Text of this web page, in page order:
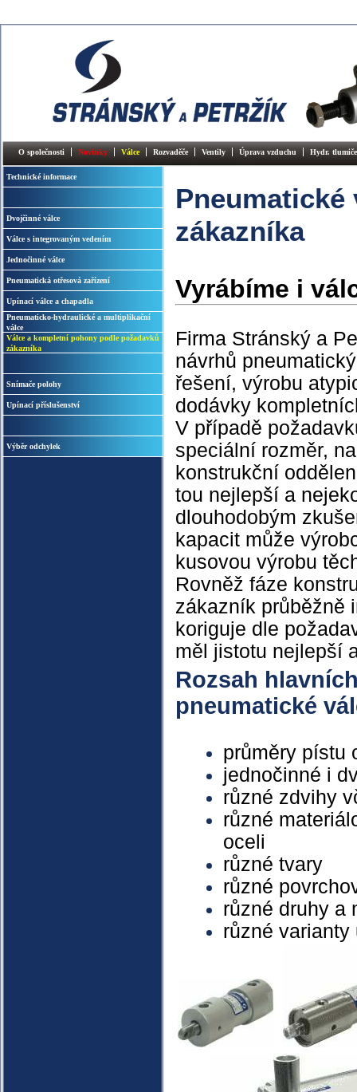
O společnosti Novinky Válce Rozvaděče Ventily Úprava vzduchu Hydr.
Technické informace
Dvojčinné válce
Válce s integrovaným vedením
Jednočinné válce
Pneumatická otřesová zařízení
Upínací válce a chapadla
Pneumaticko-hydraulické a multiplikační
válce
Válce a kompletní pohony podle požadavků
zákazníka
Snímače polohy
Upínací příslušenství
Výběr odchylek
Pneumatické
zákazníka
Vyrábíme i
Firma Stránský a
návrhů
řešení, výrobu
dodávky
V případě
speciální rozměr,
konstrukční
tou nejlepší a
dlouhodobým
kapacit může
kusovou výrobu
Rovněž fáze
zákazník průběžně
koriguje dle
měl jistotu nejlepší
Rozsah
pneumatické
průměry pístu
jednočinné i
různé zdvihy
různé
oceli
různé tvary
různé
různé druhy a
různé